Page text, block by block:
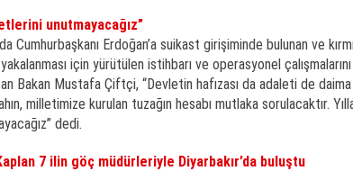
unutmayacağız”
Cumhurbaşkanı Erdoğan’a suikast girişiminde bulunan ve
için yürütülen istihbarı ve operasyonel
Bakan Mustafa Çiftçi, “Devletin hafızası da adaleti de daima
milletimize kurulan tuzağın hesabı mutlaka sorulacaktır.
dedi.
7 ilin göç müdürleriyle Diyarbakır’da buluştu